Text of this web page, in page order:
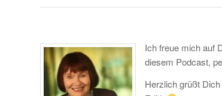
Ich freue mich auf
diesem Podcast,
Herzlich grüßt